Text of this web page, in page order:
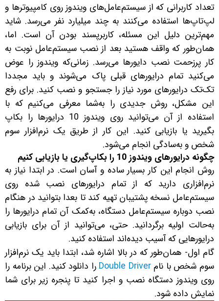
تعداد کاربرانی که از سیستم‌عامل‌های ویندوز روی کامپیوترها و
لپ‌تاپ‌ها استفاده می‌کنند به چند میلیارد نفر می‌رسد. شاید
مهم‌ترین دلیل این مسئله، کاربرپسند بودن آن است. اما،
همان‌طور که واقف هستید بعد از نصب سیستم‌عامل نوبت به
کار پرزحمت نصب دایورها می‌رسد. زمانی‌که ویندوز را عوض
می‌کنید تمام درایورهای قبلی پاک می‌شوند و باید مجددا
تک‌تک درایورهای مورد نیاز را جستجو و نصب کنید. برای رفع
این مشکل، روش جدیدی را به‌شما معرفی می‌کنیم که با
استفاده از آن می‌توانید روی ویندوز 10 درایورها را بکاپ
بگیرید یا بازیابی کنید. این کار از طریق یک نرم‌افزار سوم
شخص و به‌سادگی انجام می‌شود.
چگونه درایورهای ویندوز 10 را بکاپ‌گیری یا بازیابی کنیم
روش انجام این کار بسیار ساده و آسان است. در ابتدا نیاز به
نرم‌افزاری دارید که از تمام درایورهای نصب شده روی
سیستم‌عامل نسخه پشتیبان تهیه کند تا بعدا بتوانید در هنگام
نصب دوباره سیستم‌عامل دستگاه، به‌کمک آن تمام درایورها را
به‌حالت اولیه برگردانید. حتی، می‌توانید از آن برای بازیابی
درایورهایی که آسیب دیده‌اند استفاده کنید.
گام اول- همان‌طور که در بالا اشاره شد، ابتدا باید یک نرم‌افزار
سوم شخص با نامDouble Driver را دانلود کنید. این برنامه را
روی ویندوز دستگاه نصب و اجرا کنید تا پنجره زیر برای شما
نمایش داده شود.